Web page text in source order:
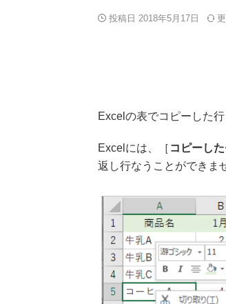
投稿日 2018年5月17日
Excelの表でコピーした
Excelには、［ コピーし
返し行なうことができま